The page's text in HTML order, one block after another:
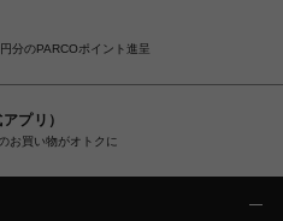
分のPARCOポイント進呈
プリ）
お買い物がオトクに